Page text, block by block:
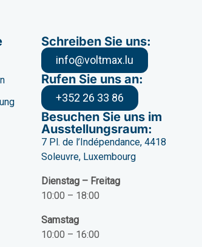
Schreiben Sie uns:
info@voltmax.lu
Rufen Sie uns an:
+352 26 33 86
Besuchen Sie uns im
Ausstellungsraum:
7 Pl. de l’Indépendance, 4418
Soleuvre, Luxembourg
Dienstag – Freitag
10:00 – 18:00
Samstag
10:00 – 16:00